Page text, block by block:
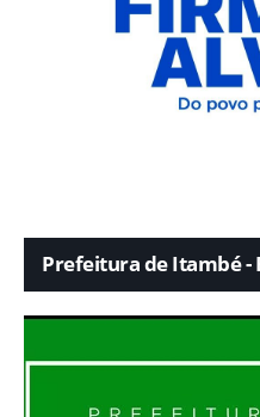
Prefeitura de Itambé -